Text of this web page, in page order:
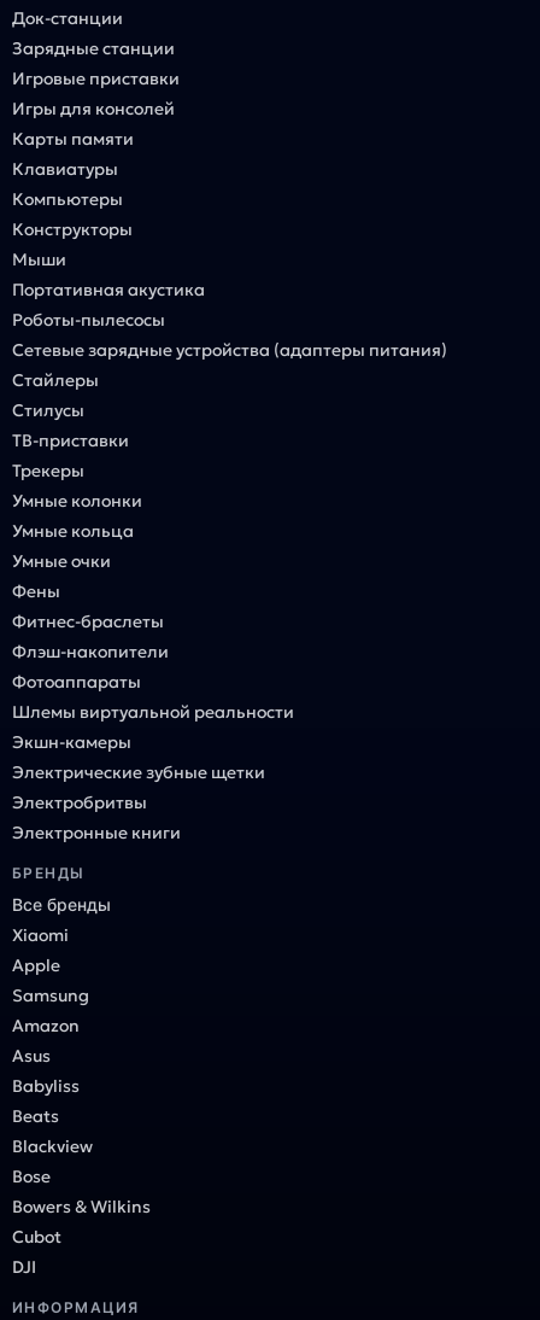
Док-станции
Зарядные станции
Игровые приставки
Игры для консолей
Карты памяти
Клавиатуры
Компьютеры
Конструкторы
Мыши
Портативная акустика
Роботы-пылесосы
Сетевые зарядные устройства (адаптеры питания)
Стайлеры
Стилусы
ТВ-приставки
Трекеры
Умные колонки
Умные кольца
Умные очки
Фены
Фитнес-браслеты
Флэш-накопители
Фотоаппараты
Шлемы виртуальной реальности
Экшн-камеры
Электрические зубные щетки
Электробритвы
Электронные книги
БРЕНДЫ
Все бренды
Xiaomi
Apple
Samsung
Amazon
Asus
Babyliss
Beats
Blackview
Bose
Bowers & Wilkins
Cubot
DJI
ИНФОРМАЦИЯ